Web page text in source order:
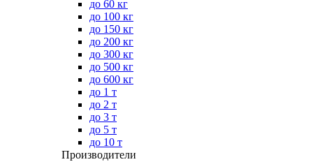
до 60 кг
до 100 кг
до 150 кг
до 200 кг
до 300 кг
до 500 кг
до 600 кг
до 1 т
до 2 т
до 3 т
до 5 т
до 10 т
Производители